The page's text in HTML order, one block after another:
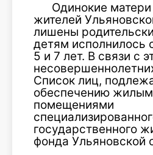
Одинокие
жителей
лишены
детям исполнилось
5 и 7 лет. В связи с
Список лиц,
обеспечению
помещениями
государственного
фонда Ульяновской